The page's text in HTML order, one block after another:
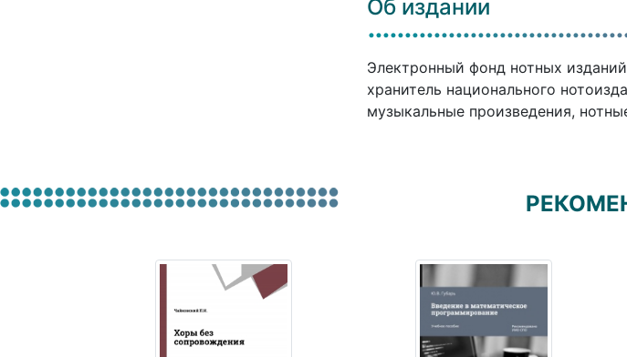
Об издании
Электронный фонд нотных
хранитель национального
музыкальные произведения,